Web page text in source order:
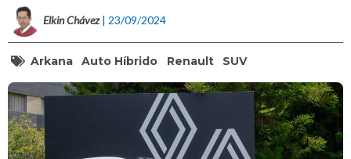
Elkin Chávez | 23/09/2024
Arkana Auto Híbrido Renault SUV